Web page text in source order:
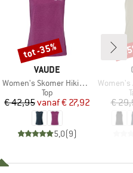
MERK
VAUDE
Artikel
Women's Skomer Hiking Top
Productgroep
Top
Prijs
€ 42,95 Verlaagde prijs
vanaf€ 27,92
5,0(9)
Korting
tot -35%
Artikel
Women's
€
-